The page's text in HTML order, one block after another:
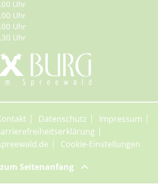
Uhr
Uhr
Uhr
Uhr
Datenschutz
Impressum
Cookie-Einstellungen
zum Seitenanfang